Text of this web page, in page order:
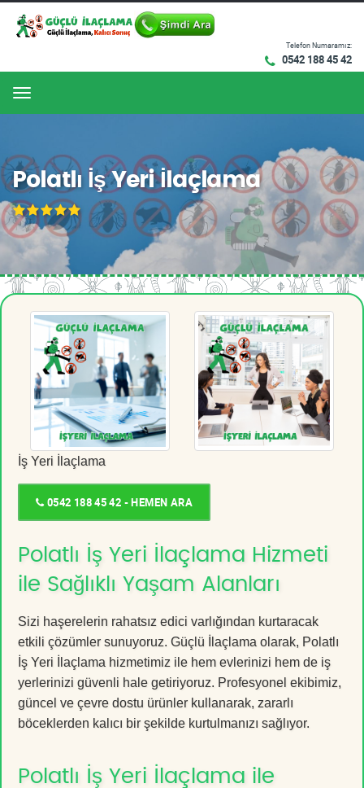
Telefon Numaramız:
0542 188 45 42
Menu
Polatlı İş Yeri İlaçlama
İş Yeri İlaçlama
0542 188 45 42 - HEMEN ARA
Polatlı İş Yeri İlaçlama Hizmeti
ile Sağlıklı Yaşam Alanları
Sizi haşerelerin rahatsız edici varlığından kurtaracak
etkili çözümler sunuyoruz. Güçlü İlaçlama olarak, Polatlı
İş Yeri İlaçlama hizmetimiz ile hem evlerinizi hem de iş
yerlerinizi güvenli hale getiriyoruz. Profesyonel ekibimiz,
güncel ve çevre dostu ürünler kullanarak, zararlı
böceklerden kalıcı bir şekilde kurtulmanızı sağlıyor.
Polatlı İş Yeri İlaçlama ile